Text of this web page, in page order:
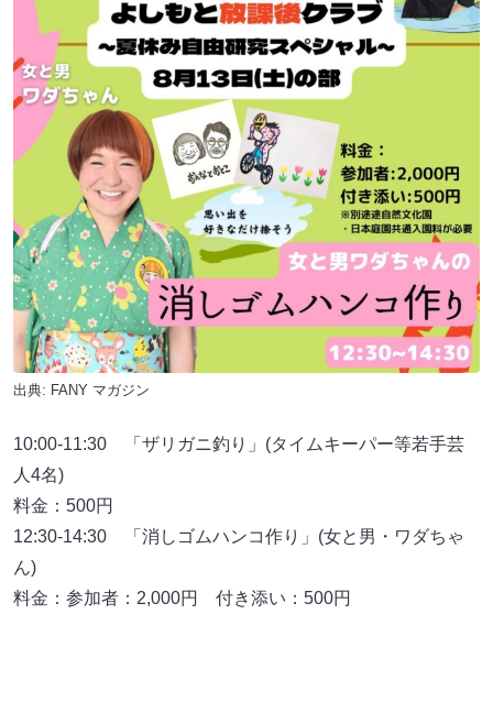
出典: FANY マガジン
10:00-11:30 「ザリガニ釣り」(タイムキーパー等若手芸
人4名)
料金：500円
12:30-14:30 「消しゴムハンコ作り」(女と男・ワダちゃ
ん)
料金：参加者：2,000円 付き添い：500円